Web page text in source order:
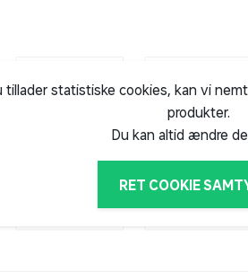
tillader statistiske cookies, kan vi
produkter.
Du kan altid ændre
RET COOKIE